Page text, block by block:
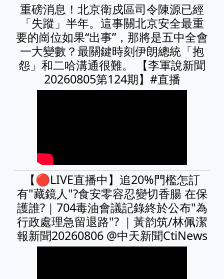
重磅消息！北京衛戍區司令陳源已經
「失蹤」半年。這事關北京安全最重
要的崗位如果“出事”，那將是五中全會
一大變數？最關鍵時刻伊朗總統「抱
怨」和二哈溝通很難。 【李軍說新聞
20260805第124期】#直播
【🔴LIVE直播中】追20%門檻怎訂
有"藏鏡人"?食安零容忍變切香腸 在保
護誰?｜704毒油會議記錄終於公布"為
行政處理急留退路"? ｜黃韵筑/林佩潔
報新聞20260806 @中天新聞CtiNews